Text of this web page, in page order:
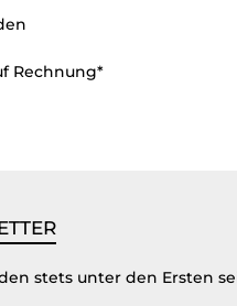
Rechnung*
stets unter den Ersten